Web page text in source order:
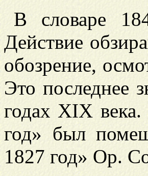
В словаре
Действие
обозрение,
Это последнее
годах XIX
год» был
1827 год» Ор.